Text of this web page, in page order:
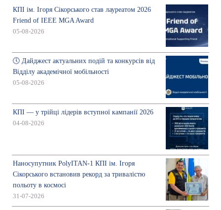
КПІ ім. Ігоря Сікорського став лауреатом 2026
Friend of IEEE MGA Award
05-08-2026
🕔 Дайджест актуальних подій та конкурсів від
Відділу академічної мобільності
05-08-2026
КПІ — у трійці лідерів вступної кампанії 2026
04-08-2026
Наносупутник PolyITAN-1 КПІ ім. Ігоря
Сікорського встановив рекорд за тривалістю
польоту в космосі
31-07-2026